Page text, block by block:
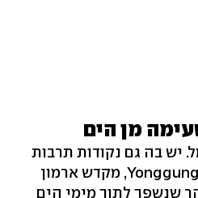
מן הים
יש בה גם נקודות תרבות
רבות, כמו ה-Yonggungsa Temple, מקדש ארמון
שנשפך לתוך מימי הים